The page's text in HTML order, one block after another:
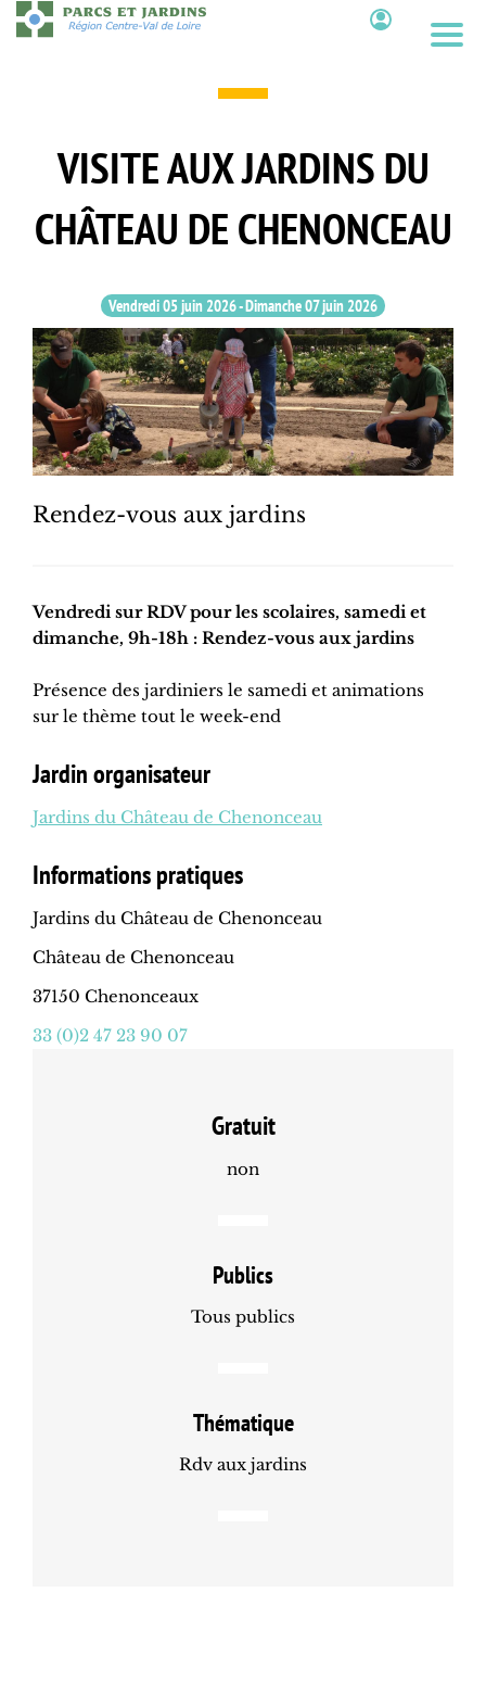
Aller
au
VISITE AUX JARDINS DU
CHÂTEAU DE CHENONCEAU
Vendredi 05 juin 2026-Dimanche 07 juin 2026
Rendez-vous aux jardins
Vendredi sur RDV pour les scolaires, samedi et
dimanche, 9h-18h : Rendez-vous aux jardins
Présence des jardiniers le samedi et animations
sur le thème tout le week-end
Jardin organisateur
Jardins du Château de Chenonceau
Informations pratiques
Jardins du Château de Chenonceau
Château de Chenonceau
37150 Chenonceaux
33 (0)2 47 23 90 07
Gratuit
non
Publics
Tous publics
Thématique
Rdv aux jardins